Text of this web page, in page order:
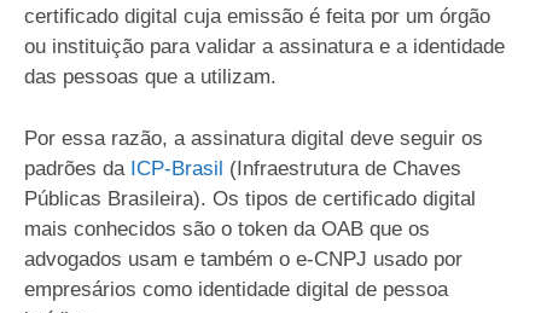
certificado digital cuja emissão é feita por um órgão
ou instituição para validar a assinatura e a identidade
das pessoas que a utilizam.
Por essa razão, a assinatura digital deve seguir os
padrões da ICP-Brasil (Infraestrutura de Chaves
Públicas Brasileira). Os tipos de certificado digital
mais conhecidos são o token da OAB que os
advogados usam e também o e-CNPJ usado por
empresários como identidade digital de pessoa